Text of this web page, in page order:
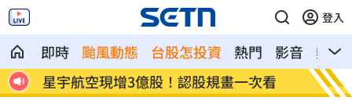
登入
即時 颱風動態 台股怎投資 熱門 影音
熱搜
班
星宇航空現增3億股！認股規畫一次看 鄭麗